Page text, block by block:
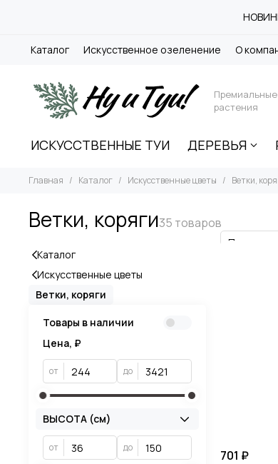
Каталог Искусственное озеленение О
растения
ИСКУССТВЕННЫЕ ТУИ ДЕРЕВЬЯ
Главная Каталог Искусственные цветы Ветки,
Ветки, коряги
701 ₽
Каталог
Искусственные цветы
Ветки, коряги
Товары в наличии
Цена, ₽
от до
ВЫСОТА (см)
от до